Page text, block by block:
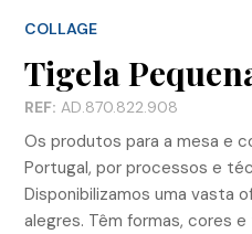
COLLAGE
Tigela
REF: AD.870.822.908
Os produtos para a mesa e
Portugal, por processos e
Disponibilizamos uma vasta
alegres. Têm formas, cores